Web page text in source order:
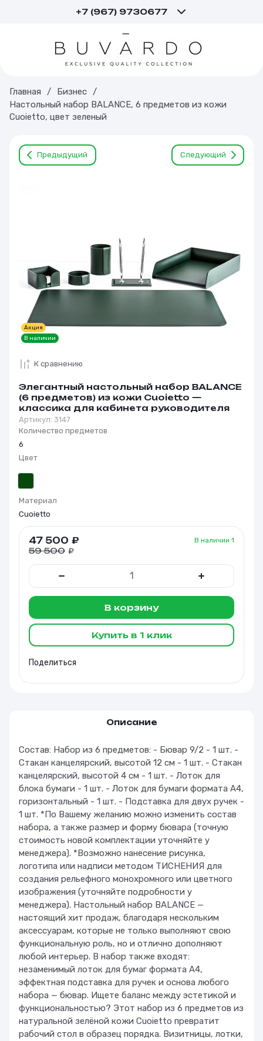
+7 (967) 9730677
Главная / Бизнес /
Настольный набор BALANCE, 6 предметов из кожи
Cuoietto, цвет зеленый
Предыдущий Следующий
Акция
В наличии
Элегантный настольный набор BALANCE
(6 предметов) из кожи Cuoietto —
классика для кабинета руководителя
Артикул: 3147
Количество предметов
6
Цвет
Материал
Cuoietto
В наличии 1
59 500 ₽
47 500 ₽
В корзину
Купить в 1 клик
К сравнению
Поделиться
Описание
Состав: Набор из 6 предметов: - Бювар 9/2 - 1 шт. -
Стакан канцелярский, высотой 12 см - 1 шт. - Стакан
канцелярский, высотой 4 см - 1 шт. - Лоток для
блока бумаги - 1 шт. - Лоток для бумаги формата А4,
горизонтальный - 1 шт. - Подставка для двух ручек -
1 шт. *По Вашему желанию можно изменить состав
набора, а также размер и форму бювара (точную
стоимость новой комплектации уточняйте у
менеджера). *Возможно нанесение рисунка,
логотипа или надписи методом ТИСНЕНИЯ для
создания рельефного монохромного или цветного
изображения (уточняйте подробности у
менеджера). Настольный набор BALANCE —
настоящий хит продаж, благодаря нескольким
аксессуарам, которые не только выполняют свою
функциональную роль, но и отлично дополняют
любой интерьер. В набор также входят:
незаменимый лоток для бумаг формата А4,
эффектная подставка для ручек и основа любого
набора — бювар. Ищете баланс между эстетикой и
функциональностью? Этот набор из 6 предметов из
натуральной зелёной кожи Cuoietto превратит
рабочий стол в образец порядка. Визитницы, лотки,